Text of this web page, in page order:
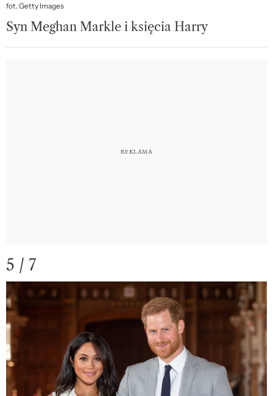
fot. Getty Images
Syn Meghan Markle i księcia Harry
5 / 7